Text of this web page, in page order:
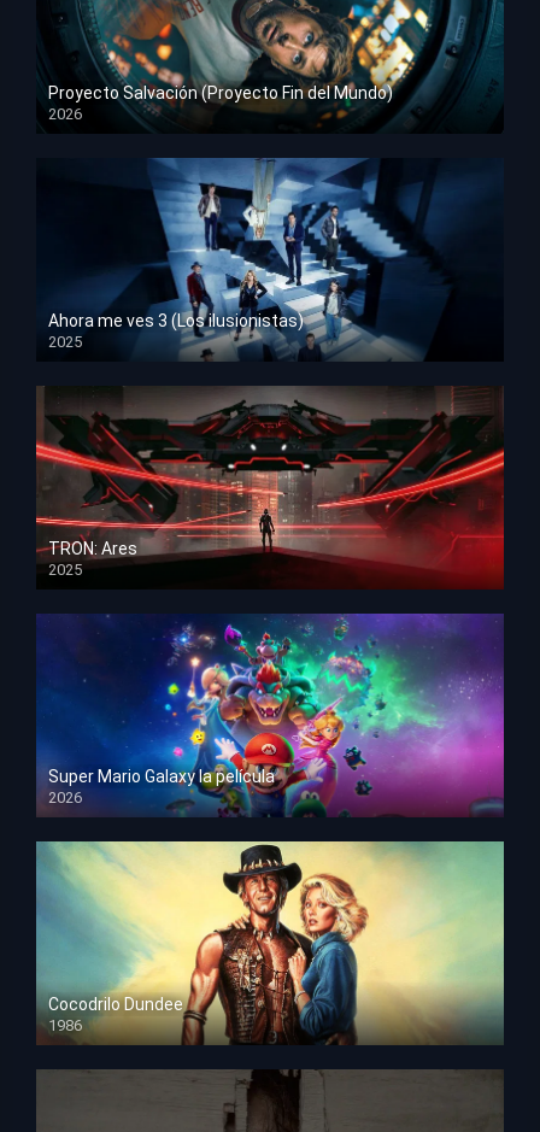
Proyecto Salvación (Proyecto Fin del Mundo)
2026
HD 1080p
Ahora me ves 3 (Los ilusionistas)
2025
HD 1080p
TRON: Ares
2025
HD 1080p
Super Mario Galaxy la película
2026
HD 1080p
Cocodrilo Dundee
1986
HD 1080p